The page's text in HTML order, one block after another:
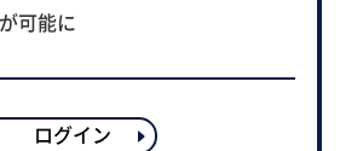
可能に
ログイン